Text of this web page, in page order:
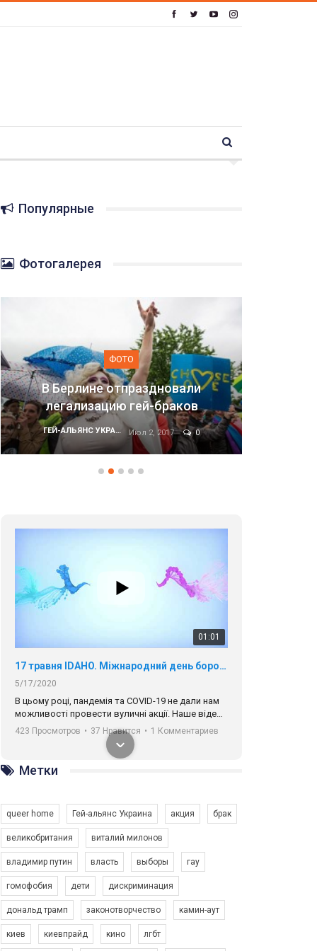
Популярные
Фотогалерея
гей-браков
Июл 2, 2017 0
ФОТО
Марш равенства в Киеве,
01:01
17 травня IDAHO. Міжнародний день боротьби з гомофобією трансфобією і біфобія.
5/17/2020
В цьому році, пандемія та COVІD-19 не дали нам
можливості провести вуличні акції. Наше відео-
звернення про те, що навіть коли ми у різних
містах та не можемо зустрінеться, ми разом. Ми
закликаємо всіх хто поділяє цінності рівності та
солідарності, приєднатися до нас. Регіональні
підрозділи ГАУ є в 16 областях України.
423 Просмотров • 37 Нравится • 1 Комментариев
Зупинимо насильство проти ЛГБТ в Україні! Stop violence against LGBT in Ukraine!
Емоційний та вражаючий промо-ролік на
Метки
queer home Гей-альянс Украина акция брак
великобритания виталий милонов
владимир путин власть выборы гау
гомофобия дети дискриминация
дональд трамп законотворчество камин-аут
киев киевпрайд кино лгбт